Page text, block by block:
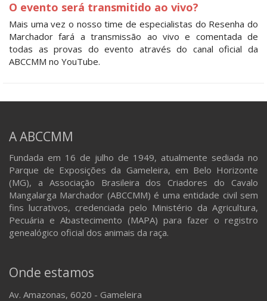
O evento será transmitido ao vivo?
Mais uma vez o nosso time de especialistas do Resenha do
Marchador fará a transmissão ao vivo e comentada de
todas as provas do evento através do canal oficial da
ABCCMM no YouTube.
A ABCCMM
Fundada em 16 de julho de 1949, atualmente sediada no
Parque de Exposições da Gameleira, em Belo Horizonte
(MG), a Associação Brasileira dos Criadores do Cavalo
Mangalarga Marchador (ABCCMM) é uma entidade civil sem
fins lucrativos, credenciada pelo Ministério da Agricultura,
Pecuária e Abastecimento (MAPA) para fazer o registro
genealógico oficial dos animais da raça.
Onde estamos
Av. Amazonas, 6020 - Gameleira